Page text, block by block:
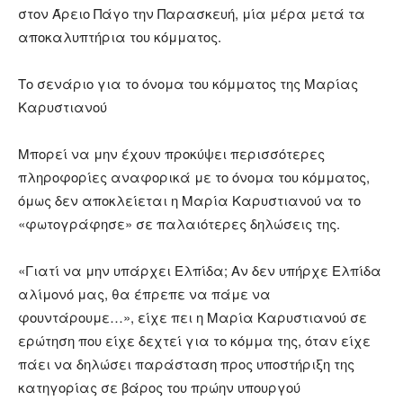
στον Άρειο Πάγο την Παρασκευή, μία μέρα μετά τα
αποκαλυπτήρια του κόμματος.
Το σενάριο για το όνομα του κόμματος της Μαρίας
Καρυστιανού
Μπορεί να μην έχουν προκύψει περισσότερες
πληροφορίες αναφορικά με το όνομα του κόμματος,
όμως δεν αποκλείεται η Μαρία Καρυστιανού να το
«φωτογράφησε» σε παλαιότερες δηλώσεις της.
«Γιατί να μην υπάρχει Ελπίδα; Αν δεν υπήρχε Ελπίδα
αλίμονό μας, θα έπρεπε να πάμε να
φουντάρουμε…», είχε πει η Μαρία Καρυστιανού σε
ερώτηση που είχε δεχτεί για το κόμμα της, όταν είχε
πάει να δηλώσει παράσταση προς υποστήριξη της
κατηγορίας σε βάρος του πρώην υπουργού